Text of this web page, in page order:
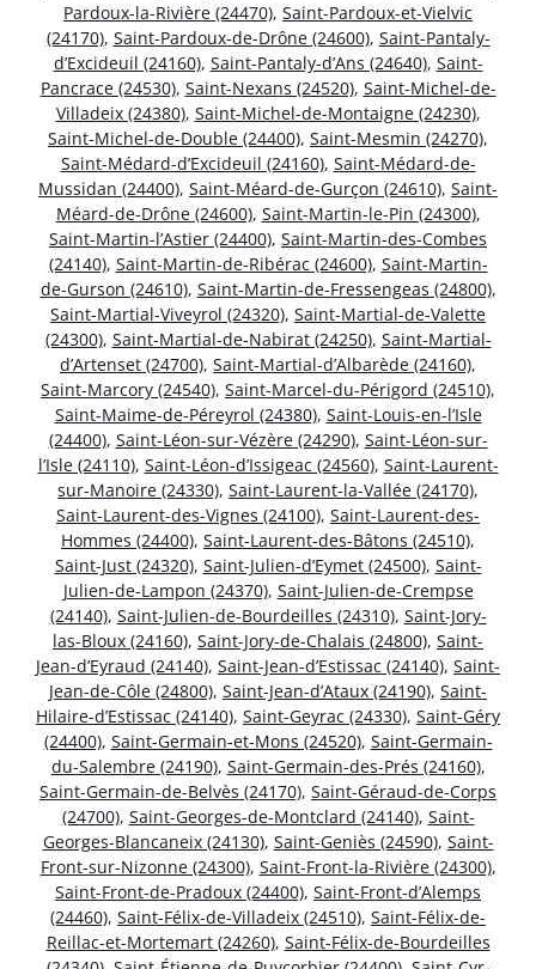
Pardoux-la-Rivière (24470), Saint-Pardoux-et-Vielvic
(24170), Saint-Pardoux-de-Drône (24600), Saint-Pantaly-
d’Excideuil (24160), Saint-Pantaly-d’Ans (24640), Saint-
Pancrace (24530), Saint-Nexans (24520), Saint-Michel-de-
Villadeix (24380), Saint-Michel-de-Montaigne (24230),
Saint-Michel-de-Double (24400), Saint-Mesmin (24270),
Saint-Médard-d’Excideuil (24160), Saint-Médard-de-
Mussidan (24400), Saint-Méard-de-Gurçon (24610), Saint-
Méard-de-Drône (24600), Saint-Martin-le-Pin (24300),
Saint-Martin-l’Astier (24400), Saint-Martin-des-Combes
(24140), Saint-Martin-de-Ribérac (24600), Saint-Martin-
de-Gurson (24610), Saint-Martin-de-Fressengeas (24800),
Saint-Martial-Viveyrol (24320), Saint-Martial-de-Valette
(24300), Saint-Martial-de-Nabirat (24250), Saint-Martial-
d’Artenset (24700), Saint-Martial-d’Albarède (24160),
Saint-Marcory (24540), Saint-Marcel-du-Périgord (24510),
Saint-Maime-de-Péreyrol (24380), Saint-Louis-en-l’Isle
(24400), Saint-Léon-sur-Vézère (24290), Saint-Léon-sur-
l’Isle (24110), Saint-Léon-d’Issigeac (24560), Saint-Laurent-
sur-Manoire (24330), Saint-Laurent-la-Vallée (24170),
Saint-Laurent-des-Vignes (24100), Saint-Laurent-des-
Hommes (24400), Saint-Laurent-des-Bâtons (24510),
Saint-Just (24320), Saint-Julien-d’Eymet (24500), Saint-
Julien-de-Lampon (24370), Saint-Julien-de-Crempse
(24140), Saint-Julien-de-Bourdeilles (24310), Saint-Jory-
las-Bloux (24160), Saint-Jory-de-Chalais (24800), Saint-
Jean-d’Eyraud (24140), Saint-Jean-d’Estissac (24140), Saint-
Jean-de-Côle (24800), Saint-Jean-d’Ataux (24190), Saint-
Hilaire-d’Estissac (24140), Saint-Geyrac (24330), Saint-Géry
(24400), Saint-Germain-et-Mons (24520), Saint-Germain-
du-Salembre (24190), Saint-Germain-des-Prés (24160),
Saint-Germain-de-Belvès (24170), Saint-Géraud-de-Corps
(24700), Saint-Georges-de-Montclard (24140), Saint-
Georges-Blancaneix (24130), Saint-Geniès (24590), Saint-
Front-sur-Nizonne (24300), Saint-Front-la-Rivière (24300),
Saint-Front-de-Pradoux (24400), Saint-Front-d’Alemps
(24460), Saint-Félix-de-Villadeix (24510), Saint-Félix-de-
Reillac-et-Mortemart (24260), Saint-Félix-de-Bourdeilles